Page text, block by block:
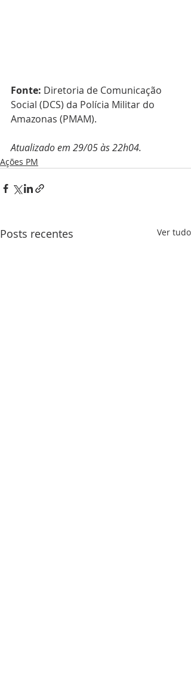
Fonte: Diretoria de Comunicação
Social (DCS) da Polícia Militar do
Amazonas (PMAM).
Atualizado em 29/05 às 22h04.
Ações PM
Posts recentes Ver tudo